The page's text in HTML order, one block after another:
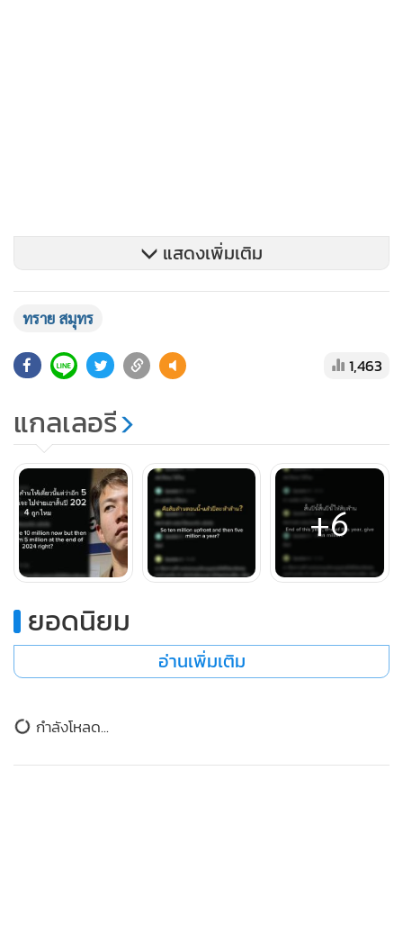
แสดงเพิ่มเติม
ทราย สมุทร
1,463
แกลเลอรี
+6
ยอดนิยม
อ่านเพิ่มเติม
กำลังโหลด...